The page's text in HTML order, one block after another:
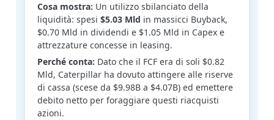
Cosa mostra: Un utilizzo sbilanciato della
liquidità: spesi$5.03 Mld in massicci Buyback,
$0.70 Mld in dividendi e $1.05 Mld in Capex e
attrezzature concesse in leasing.
Perché conta: Dato che il FCF era di soli $0.82
Mld, Caterpillar ha dovuto attingere alle riserve
di cassa (scese da $9.98B a $4.07B) ed emettere
debito netto per foraggiare questi riacquisti
azioni.